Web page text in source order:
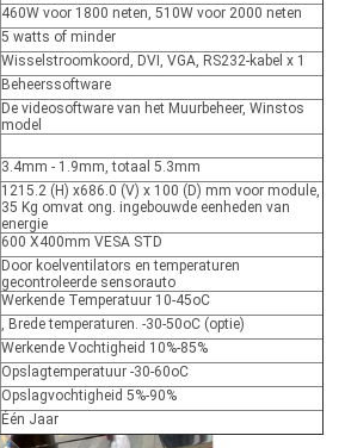
460W voor 1800 neten, 510W voor 2000 neten
5 watts of minder
Wisselstroomkoord, DVI, VGA, RS232-kabel x 1
Beheerssoftware
De videosoftware van het Muurbeheer, Winstos
model
3.4mm - 1.9mm, totaal 5.3mm
1215.2 (H) x686.0 (V) x 100 (D) mm voor module,
35 Kg omvat ong. ingebouwde eenheden van
energie
600 X400mm VESA STD
Door koelventilators en temperaturen
gecontroleerde sensorauto
Werkende Temperatuur 10-45oC
, Brede temperaturen. -30-50oC (optie)
Werkende Vochtigheid 10%-85%
Opslagtemperatuur -30-60oC
Opslagvochtigheid 5%-90%
Één Jaar